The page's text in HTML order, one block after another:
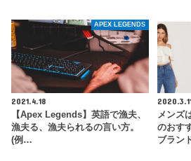
APEX LEGENDS
2021.4.18
【Apex Legends】英語で漁夫、
漁夫る、漁夫られるの言い方。
(例…
メンズ
のおす
ブラン